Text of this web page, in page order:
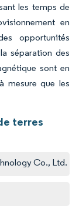
les temps de
en
opportunités
séparation des
sont en
mesure que les
terres
Co., Ltd.